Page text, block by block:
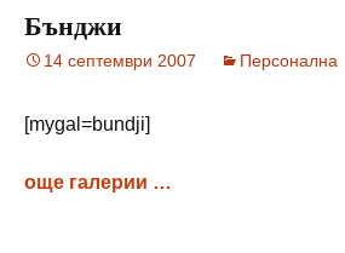
Бънджи
14 септември 2007 Персонална
[mygal=bundji]
още галерии …